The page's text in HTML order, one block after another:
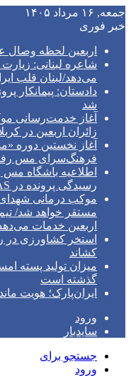
جمعه, ۱۶ مرداد ۱۴۰۵
خبر فوری
اربعین لحظه
شاعره لبنانی:
می‌دهد/لبنان قلب
دادستان: پیمانکار
شد
آغاز خدمت‌رسانی
زائران اربعین در
آغاز نخستین دوره
فرهنگ‌سرای مس
اطلاعیه باشگاه مس
رسیدگی پرونده در CAS ادامه دارد
مستقر خواهد شد/
اربعین خدمات
استخر کشاورزی در
کشاند
گذشته است
ایران‌پارک؛ هویت ماندگار
ورود
سایدبار
جستجو برای
ورود